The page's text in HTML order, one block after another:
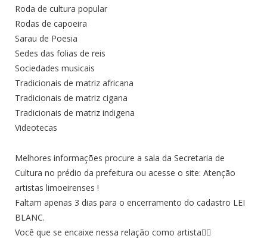
Roda de cultura popular
Rodas de capoeira
Sarau de Poesia
Sedes das folias de reis
Sociedades musicais
Tradicionais de matriz africana
Tradicionais de matriz cigana
Tradicionais de matriz indigena
Videotecas
Melhores informações procure a sala da Secretaria de
Cultura no prédio da prefeitura ou acesse o site: Atenção
artistas limoeirenses !
Faltam apenas 3 dias para o encerramento do cadastro LEI
BLANC.
Você que se encaixe nessa relação como artista👇🏾